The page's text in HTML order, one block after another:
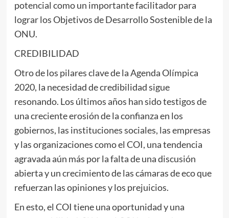
potencial como un importante facilitador para
lograr los Objetivos de Desarrollo Sostenible de la
ONU.
CREDIBILIDAD
Otro de los pilares clave de la Agenda Olímpica
2020, la necesidad de credibilidad sigue
resonando. Los últimos años han sido testigos de
una creciente erosión de la confianza en los
gobiernos, las instituciones sociales, las empresas
y las organizaciones como el COI, una tendencia
agravada aún más por la falta de una discusión
abierta y un crecimiento de las cámaras de eco que
refuerzan las opiniones y los prejuicios.
En esto, el COI tiene una oportunidad y una